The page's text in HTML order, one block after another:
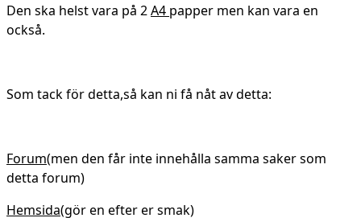
Den ska helst vara på 2A4 papper men kan vara en
också.
Som tack för detta,så kan ni få nåt av detta:
Forum(men den får inte innehålla samma saker som
detta forum)
Hemsida(gör en efter er smak)